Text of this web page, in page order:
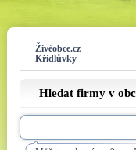
Živéobce.cz
Křídlůvky
Hledat firmy v